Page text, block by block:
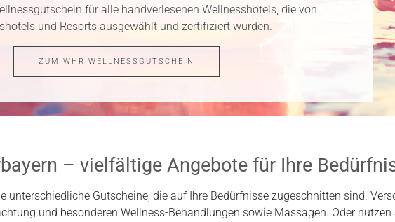
für alle handverlesenen Wellnesshotels, die von
und Resorts ausgewählt und zertifiziert wurden.
ZUM WHR WELLNESSGUTSCHEIN
– vielfältige Angebote für Ihre
unterschiedliche Gutscheine, die auf Ihre Bedürfnisse zugeschnitten sind.
und besonderen Wellness-Behandlungen sowie Massagen. Oder nutzen